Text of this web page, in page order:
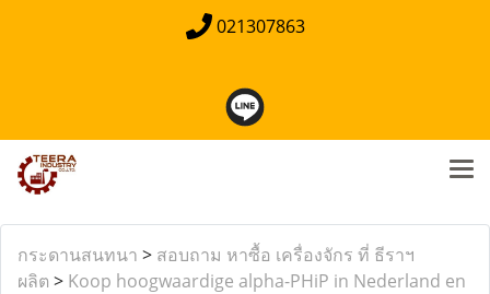
021307863
กระดานสนทนา > สอบถาม หาซื้อ เครื่องจักร ที่ ธีราฯ
ผลิต > Koop hoogwaardige alpha-PHiP in Nederland en